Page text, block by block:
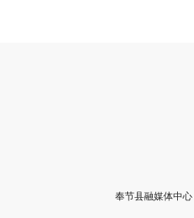
奉节县融媒体中